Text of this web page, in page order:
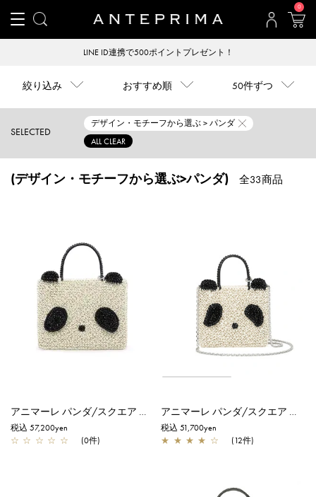
0
LINE ID連携で500ポイントプレゼント！
絞り込み おすすめ順 50件ずつ
SELECTED
デザイン・モチーフから選ぶ > パンダ
ALL CLEAR
(デザイン・モチーフから選ぶ>パンダ) 全33商品
アニマーレ パンダ/スクエア ミディアム/エナメルブラック×マットホワイト
税込 57,200yen
☆ ☆ ☆ ☆ ☆ (0件)
アニマーレ パンダ/スクエア スモール/エナメルブラック×マットホワイト
税込 51,700yen
★ ★ ★ ★ ☆ (12件)